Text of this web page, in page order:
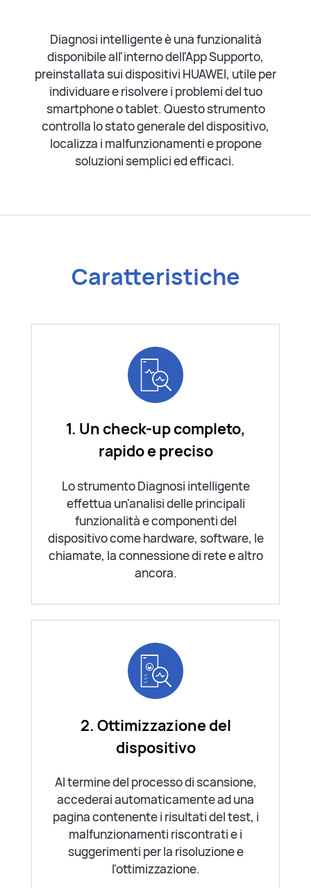
Diagnosi intelligente è una funzionalità
disponibile all'interno dell'App Supporto,
preinstallata sui dispositivi HUAWEI, utile per
individuare e risolvere i problemi del tuo
smartphone o tablet. Questo strumento
controlla lo stato generale del dispositivo,
localizza i malfunzionamenti e propone
soluzioni semplici ed efficaci.
Caratteristiche
1. Un check-up completo,
rapido e preciso
Lo strumento Diagnosi intelligente
effettua un'analisi delle principali
funzionalità e componenti del
dispositivo come hardware, software, le
chiamate, la connessione di rete e altro
ancora.
2. Ottimizzazione del
dispositivo
Al termine del processo di scansione,
accederai automaticamente ad una
pagina contenente i risultati del test, i
malfunzionamenti riscontrati e i
suggerimenti per la risoluzione e
l'ottimizzazione.